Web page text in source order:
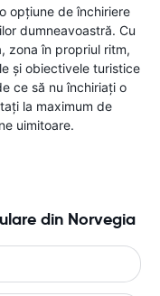
opțiune de închiriere
dumneavoastră. Cu
zona în propriul ritm,
și obiectivele turistice
ce să nu închiriați o
la maximum de
uimitoare.
din Norvegia